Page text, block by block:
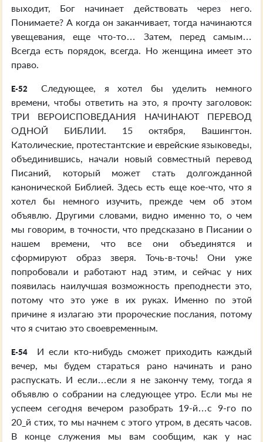
выходит, Бог начинает действовать через него.
Понимаете? А когда он заканчивает, тогда начинаются
увещевания, еще что-то… Затем, перед самым…
Всегда есть порядок, всегда. Но женщина имеет это
право.
E-52
Следующее, я хотел бы уделить немного
времени, чтобы ответить на это, я прочту заголовок:
ТРИ ВЕРОИСПОВЕДАНИЯ НАЧИНАЮТ ПЕРЕВОД
ОДНОЙ БИБЛИИ. 15 октября, Вашингтон.
Католические, протестантские и еврейские языковеды,
объединившись, начали новый совместный перевод
Писаний, который может стать долгожданной
канонической Библией. Здесь есть еще кое-что, что я
хотел бы немного изучить, прежде чем об этом
объявлю. Другими словами, видно именно то, о чем
мы говорим, в точности, что предсказано в Писании о
нашем времени, что все они объединятся и
сформируют образ зверя. Точь-в-точь! Они уже
попробовали и работают над этим, и сейчас у них
появилась наилучшая возможность преподнести это,
потому что это уже в их руках. Именно по этой
причине я излагаю эти пророческие послания, потому
что я считаю это своевременным.
E-54
И если кто-нибудь сможет приходить каждый
вечер, мы будем стараться рано начинать и рано
распускать. И если…если я не закончу тему, тогда я
объявлю о собрании на следующее утро. Если мы не
успеем сегодня вечером разобрать 19-й…с 9-го по
20_й стих, то мы начнем с этого утром, в десять часов.
В конце служения мы вам сообщим, как у нас